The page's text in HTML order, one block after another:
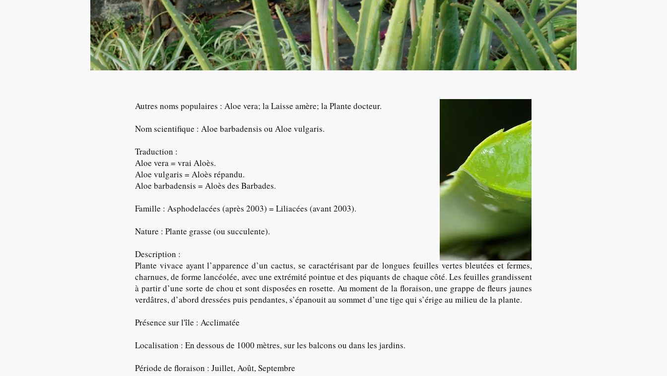
Autres noms populaires : Aloe vera; la Laisse amère; la Plante docteur.
Nom scientifique : Aloe barbadensis ou Aloe vulgaris.
Traduction :
Aloe vera = vrai Aloès.
Aloe vulgaris = Aloès répandu.
Aloe barbadensis = Aloès des Barbades.
Famille : Asphodelacées (après 2003) = Liliacées (avant 2003).
Nature : Plante grasse (ou succulente).
Description :
Plante vivace ayant l’apparence d’un cactus, se caractérisant par de longues feuilles vertes bleutées et fermes,
charnues, de forme lancéolée, avec une extrémité pointue et des piquants de chaque côté. Les feuilles grandissent
à partir d’une sorte de chou et sont disposées en rosette. Au moment de la floraison, une grappe de fleurs jaunes
verdâtres, d’abord dressées puis pendantes, s’épanouit au sommet d’une tige qui s’érige au milieu de la plante.
Présence sur l'île : Acclimatée
Localisation : En dessous de 1000 mètres, sur les balcons ou dans les jardins.
Période de floraison : Juillet, Août, Septembre